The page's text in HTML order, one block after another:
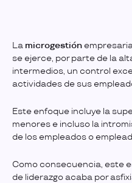
La microgestión
se ejerce, por parte de la
intermedios, un control
actividades de sus
Este enfoque incluye la
menores e incluso la
de los empleados o
Como consecuencia, este
de liderazgo acaba por